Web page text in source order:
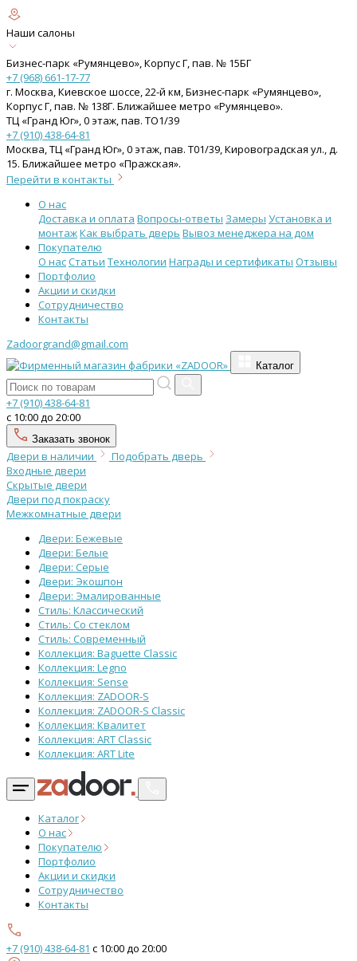
Наши салоны
Бизнес-парк «Румянцево», Корпус Г, пав. № 15БГ
+7 (968) 661-17-77
г. Москва, Киевское шоссе, 22-й км, Бизнес-парк «Румянцево»,
Корпус Г, пав. № 138Г. Ближайшее метро «Румянцево».
ТЦ «Гранд Юг», 0 этаж, пав. ТО1/39
+7 (910) 438-64-81
Москва, ТЦ «Гранд Юг», 0 этаж, пав. Т01/39, Кировоградская ул., д.
15. Ближайшее метро «Пражская».
Перейти в контакты
О нас
Доставка и оплата Вопросы-ответы Замеры Установка и
монтажКак выбрать дверь Вывоз менеджера на дом
Покупателю
О насСтатьи Технологии Награды и сертификаты Отзывы
Портфолио
Акции и скидки
Сотрудничество
Контакты
Zadoorgrand@gmail.com
Каталог
+7 (910) 438-64-81
с 10:00 до 20:00
Заказать звонок
Двери в наличии
Подобрать дверь
Входные двери
Скрытые двери
Двери под покраску
Межкомнатные двери
Двери: Бежевые
Двери: Белые
Двери: Серые
Двери: Экошпон
Двери: Эмалированные
Стиль: Классический
Стиль: Со стеклом
Стиль: Современный
Коллекция: Baguette Classic
Коллекция: Legno
Коллекция: Sense
Коллекция: ZADOOR-S
Коллекция: ZADOOR-S Classic
Коллекция: Квалитет
Коллекция: ART Classic
Коллекция: ART Lite
Каталог
О нас
Покупателю
Портфолио
Акции и скидки
Сотрудничество
Контакты
+7 (910) 438-64-81 с 10:00 до 20:00